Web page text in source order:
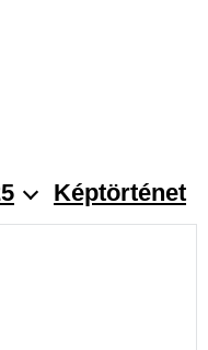
Képtörténet